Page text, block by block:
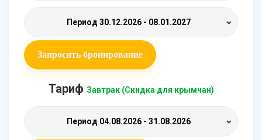
Период 30.12.2026 - 08.01.2027
Запросить бронирование
Тариф Завтрак (Скидка для крымчан)
Период 04.08.2026 - 31.08.2026